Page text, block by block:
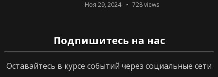
Ноя 29, 2024 728views
Подпишитесь на нас
Оставайтесь в курсе событий через социальные сети